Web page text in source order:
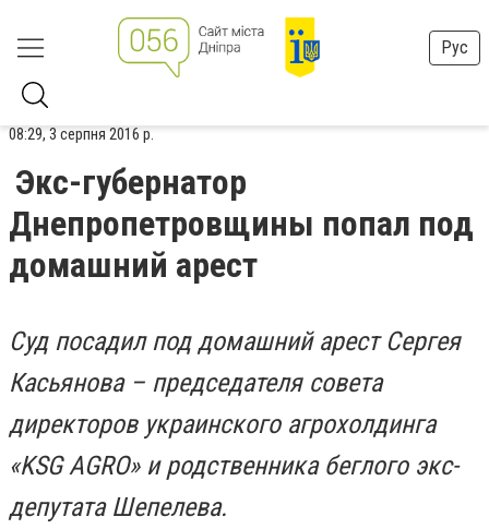
Рус
08:29, 3 серпня 2016 р.
Экс-губернатор
Днепропетровщины попал под
домашний арест
Суд посадил под домашний арест Сергея
Касьянова – председателя совета
директоров украинского агрохолдинга
«KSG AGRO» и родственника беглого экс-
депутата Шепелева.